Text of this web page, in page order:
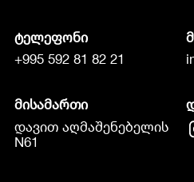
ტელეფონი
+995 592 81 82 21
მისამართი
დავით აღმაშენებელის
N61